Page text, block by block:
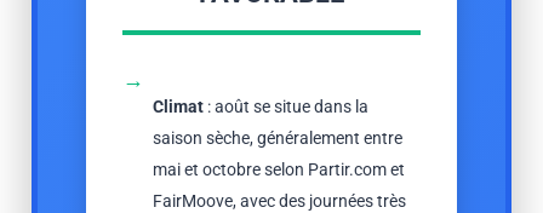
→
Climat : août se situe dans la
saison sèche, généralement entre
mai et octobre selon Partir.com et
FairMoove, avec des journées très